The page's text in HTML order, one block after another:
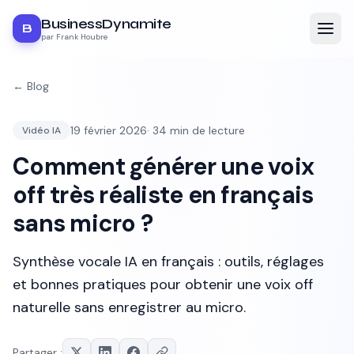
B BusinessDynamite
par Frank Houbre
← Blog
Vidéo IA 19 février 2026· 34 min de lecture
Comment générer une voix
off très réaliste en français
sans micro ?
Synthèse vocale IA en français : outils, réglages
et bonnes pratiques pour obtenir une voix off
naturelle sans enregistrer au micro.